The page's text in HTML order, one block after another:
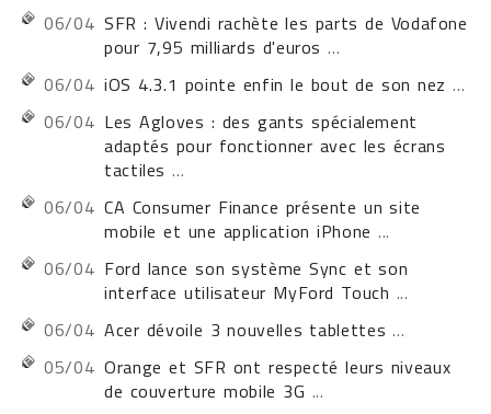
06/04 SFR : Vivendi rachète les parts de Vodafone
pour 7,95 milliards d'euros ...
06/04 iOS 4.3.1 pointe enfin le bout de son nez ...
06/04 Les Agloves : des gants spécialement
adaptés pour fonctionner avec les écrans
tactiles ...
06/04 CA Consumer Finance présente un site
mobile et une application iPhone ...
06/04 Ford lance son système Sync et son
interface utilisateur MyFord Touch ...
06/04 Acer dévoile 3 nouvelles tablettes ...
05/04 Orange et SFR ont respecté leurs niveaux
de couverture mobile 3G ...